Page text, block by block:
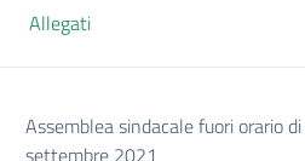
Allegati
Assemblea sindacale fuori orario
settembre 2021